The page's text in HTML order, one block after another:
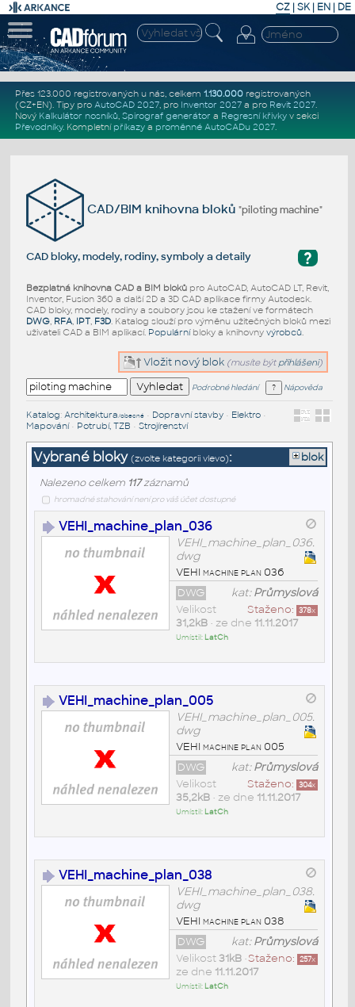
CZ | SK| EN | DE
Přes 123.000 registrovaných u nás, celkem 1.130.000registrovaných
(CZ+EN). Tipy pro AutoCAD 2027, pro Inventor 2027a pro Revit 2027.
Nový Kalkulátor nosníků, Spirograf generátor a Regresní křivkyv sekci
Převodníky. Kompletní příkazya proměnné AutoCADu 2027.
CAD/BIM knihovna bloků"piloting machine"
?
CAD bloky, modely, rodiny, symboly a detaily
Bezplatná knihovna CAD a BIM blokůpro AutoCAD, AutoCAD LT, Revit,
Inventor, Fusion 360 a další 2D a 3D CAD aplikace firmy Autodesk.
CAD bloky, modely, rodiny a soubory jsou ke stažení ve formátech
DWG, RFA, IPT, F3D. Katalog slouží pro výměnu užitečných bloků mezi
uživateli CAD a BIM aplikací. Populárníbloky a knihovny výrobců.
Vložit nový blok (musíte být přihlášeni)
Podrobné hledání Nápověda
Katalog: Architektura/obecné• Dopravní stavby• Elektro•
Mapování• Potrubí, TZB • Strojírenství
Vybrané bloky (zvolte kategorii vlevo): blok
Nalezeno celkem 117záznamů
hromadné stahování není pro váš účet dostupné
VEHI_machine_plan_036
VEHI_machine_plan_036.
dwg
VEHI machine plan 036
kat:Průmyslová
DWG
Staženo: 378x
Velikost
31,2kB• ze dne 11.11.2017
Umístil: LatCh
VEHI_machine_plan_005
VEHI_machine_plan_005.
dwg
VEHI machine plan 005
kat:Průmyslová
DWG
Staženo: 304x
Velikost
35,2kB• ze dne 11.11.2017
Umístil: LatCh
VEHI_machine_plan_038
VEHI_machine_plan_038.
dwg
VEHI machine plan 038
kat:Průmyslová
DWG
Staženo: 257x
Velikost31kB•
ze dne 11.11.2017
Umístil: LatCh